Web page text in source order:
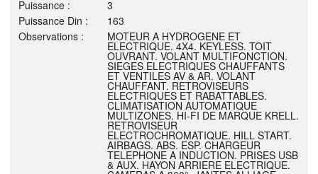
Puissance :
3
Puissance Din :
163
Observations :
MOTEUR A HYDROGENE ET
ELECTRIQUE. 4X4. KEYLESS. TOIT
OUVRANT. VOLANT MULTIFONCTION.
SIEGES ELECTRIQUES CHAUFFANTS
ET VENTILES AV & AR. VOLANT
CHAUFFANT. RETROVISEURS
ELECTRIQUES ET RABATTABLES.
CLIMATISATION AUTOMATIQUE
MULTIZONES. HI-FI DE MARQUE KRELL.
RETROVISEUR
ELECTROCHROMATIQUE. HILL START.
AIRBAGS. ABS. ESP. CHARGEUR
TELEPHONE A INDUCTION. PRISES USB
& AUX. HAYON ARRIERE ELECTRIQUE.